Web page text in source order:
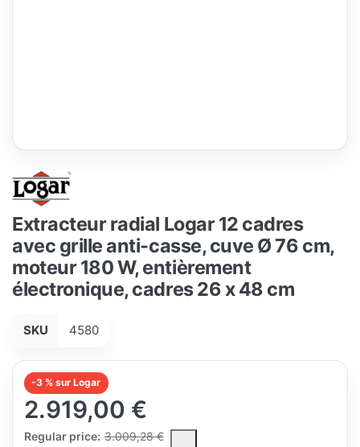
Extracteur radial Logar 12 cadres
avec grille anti-casse, cuve Ø 76 cm,
moteur 180 W, entièrement
électronique, cadres 26 x 48 cm
SKU 4580
-3 % sur Logar
2.919,00 €
Regular price: 3.009,28 €
The Regular Price is the median selling price paid by